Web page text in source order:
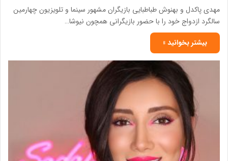
مهدی پاکدل و بهنوش طباطبایی بازیگران مشهور سینما و تلویزیون چهارمین
سالگرد ازدواج خود را با حضور بازیگرانی همچون نیوشا…
بیشتر بخوانید »